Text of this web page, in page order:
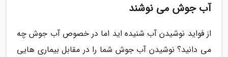
آب جوش می نوشند
از فواید نوشیدن آب شنیده اید اما در خصوص آب جوش چه
می دانید؟ نوشیدن آب جوش شما را در مقابل بیماری هایی